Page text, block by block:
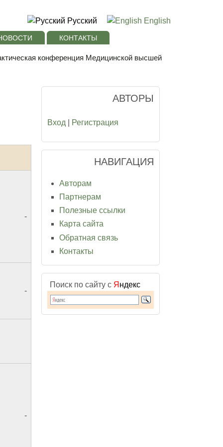
Русский English
КОНТАКТЫ
конференция Медицинской высшей
-
-
-
АВТОРЫ
Вход Регистрация
НАВИГАЦИЯ
Авторам
Партнерам
Полезные ссылки
Карта сайта
Обратная связь
Контакты
Поиск по сайту с Я ндекс